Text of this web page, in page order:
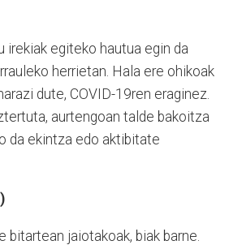
irekiak egiteko hautua egin da
herrietan. Hala ere ohikoak
dute, COVID-19ren eraginez.
aurtengoan talde bakoitza
da ekintza edo aktibitate
bitartean jaiotakoak, biak barne.